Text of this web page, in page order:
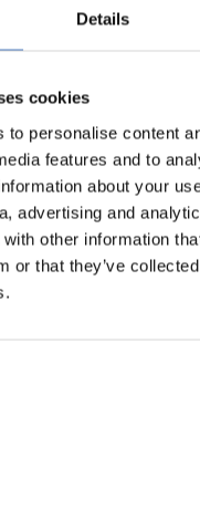
Details
cookies
to personalise content
features and to
about your
advertising and
other information
or that they’ve
Stellenwerts
am 21. Dezember
thematisch-
Vorstellung des
steht die
im Zusammenhang
auf Deutsch
für diese
beschränkt
eins Onlineformulars
erfolgt online
Wien